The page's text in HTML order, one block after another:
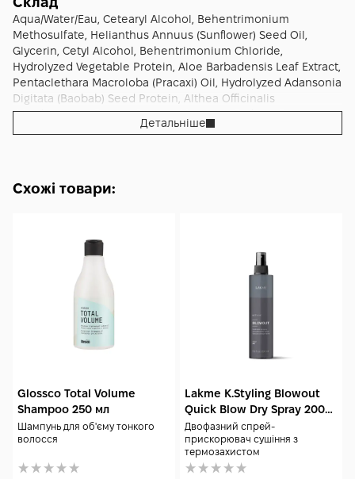
Aqua/Water/Eau, Cetearyl Alcohol, Behentrimonium
Methosulfate, Helianthus Annuus (Sunflower) Seed Oil,
Glycerin, Cetyl Alcohol, Behentrimonium Chloride,
Hydrolyzed Vegetable Protein, Aloe Barbadensis Leaf Extract,
Pentaclethara Macroloba (Pracaxi) Oil, Hydrolyzed Adansonia
Digitata (Baobab) Seed Protein, Althea Officinalis
(Marshmallow) Extract, Bacopa Monnieri (Brahmi) Extract,
Guar Hydroxypropyltrimonium Chloride, Aspartic (Amino)
Flower Oil, Geraniol, Linalool, Limonene.
Детальніше
Схожі товари:
Glossco Total Volume
Shampoo 250 мл
Шампунь для об'єму тонкого
волосся
Lakme K.Styling Blowout
Quick Blow Dry Spray 200
мл
Двофазний спрей-
прискорювач сушіння з
термозахистом